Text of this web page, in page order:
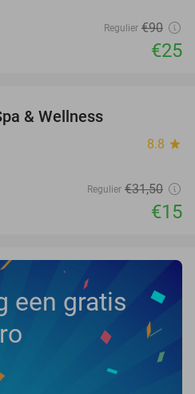
Regulier €90
€25
& Wellness
8.8 star
Regulier €31,50
€15
een gratis